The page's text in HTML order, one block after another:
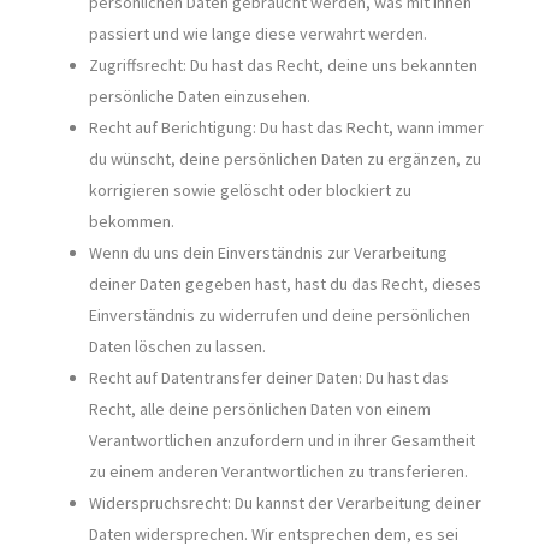
passiert und wie lange diese verwahrt werden.
Zugriffsrecht: Du hast das Recht, deine uns bekannten
persönliche Daten einzusehen.
Recht auf Berichtigung: Du hast das Recht, wann immer
du wünscht, deine persönlichen Daten zu ergänzen, zu
korrigieren sowie gelöscht oder blockiert zu
bekommen.
Wenn du uns dein Einverständnis zur Verarbeitung
deiner Daten gegeben hast, hast du das Recht, dieses
Einverständnis zu widerrufen und deine persönlichen
Daten löschen zu lassen.
Recht auf Datentransfer deiner Daten: Du hast das
Recht, alle deine persönlichen Daten von einem
Verantwortlichen anzufordern und in ihrer Gesamtheit
zu einem anderen Verantwortlichen zu transferieren.
Widerspruchsrecht: Du kannst der Verarbeitung deiner
Daten widersprechen. Wir entsprechen dem, es sei